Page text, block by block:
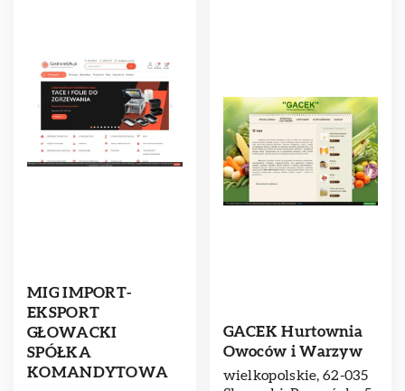
MIG IMPORT-
EKSPORT
GŁOWACKI
SPÓŁKA
KOMANDYTOWA
GACEK Hurtownia
Owoców i Warzyw
wielkopolskie, 62-035